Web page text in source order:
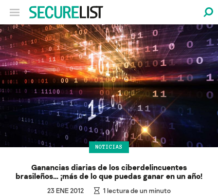
NOTICIAS
Ganancias diarias de los ciberdelincuentes
brasileños… ¡más de lo que puedas ganar en un año!
23 ENE 2012 1 lectura de un minuto